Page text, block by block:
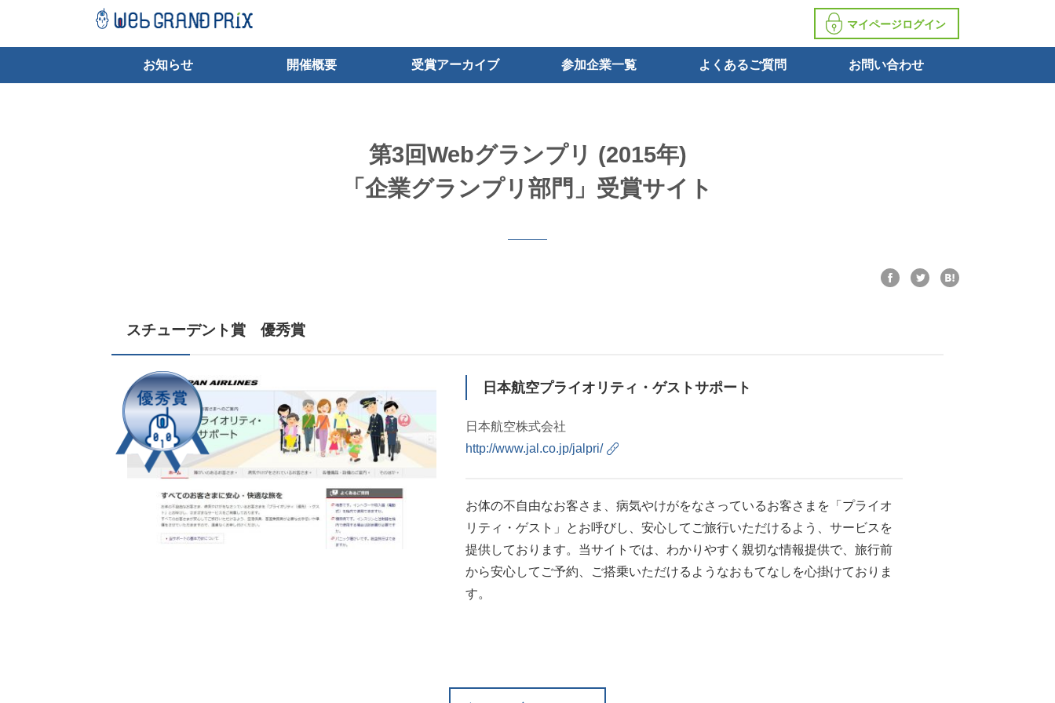
マイページログイン
お知らせ 開催概要 受賞アーカイブ 参加企業一覧 よくあるご質問 お問い合わせ
第3回Webグランプリ (2015年)
「企業グランプリ部門」受賞サイト
スチューデント賞 優秀賞
日本航空プライオリティ・ゲストサポート
日本航空株式会社
http://www.jal.co.jp/jalpri/
お体の不自由なお客さま、病気やけがをなさっているお客さまを「プライオ
リティ・ゲスト」とお呼びし、安心してご旅行いただけるよう、サービスを
提供しております。当サイトでは、わかりやすく親切な情報提供で、旅行前
から安心してご予約、ご搭乗いただけるようなおもてなしを心掛けておりま
す。